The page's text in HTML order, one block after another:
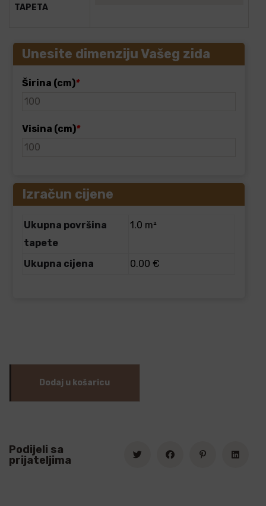
TAPETA
Unesite dimenziju Vašeg zida
Širina (cm)*
Visina (cm)*
Izračun cijene
Ukupna površina
tapete
1.0 m²
Ukupna cijena 0.00 €
Dodaj u košaricu
Podijeli sa
prijateljima